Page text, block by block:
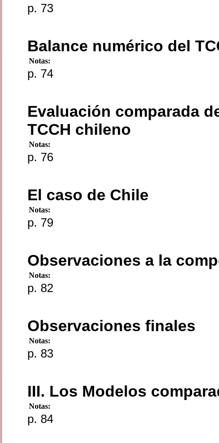
p. 73
Balance numérico del
Notas:
p. 74
Evaluación comparada
TCCH chileno
Notas:
p. 76
El caso de Chile
Notas:
p. 79
Observaciones a la
Notas:
p. 82
Observaciones finales
Notas:
p. 83
III. Los Modelos
Notas:
p. 84